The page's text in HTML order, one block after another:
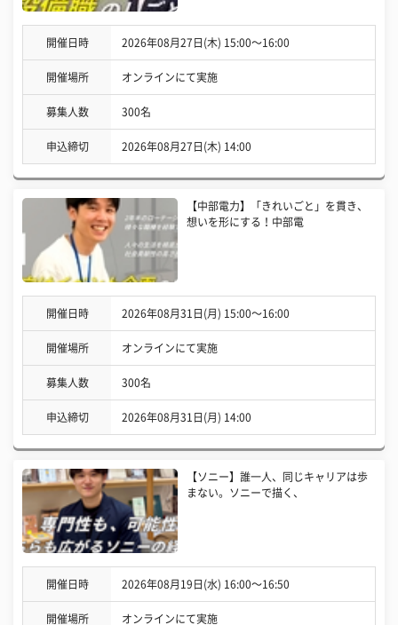
開催日時 2026年08月27日(木) 15:00〜16:00
開催場所 オンラインにて実施
募集人数 300名
申込締切 2026年08月27日(木) 14:00
【中部電力】「きれいごと」を貫き、
想いを形にする！中部電
開催日時 2026年08月31日(月) 15:00〜16:00
開催場所 オンラインにて実施
募集人数 300名
申込締切 2026年08月31日(月) 14:00
【ソニー】誰一人、同じキャリアは歩
まない。ソニーで描く、
開催日時 2026年08月19日(水) 16:00〜16:50
開催場所 オンラインにて実施